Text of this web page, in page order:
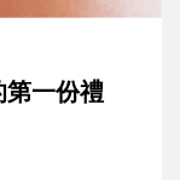
一份禮